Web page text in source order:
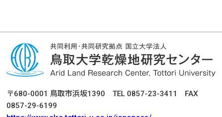
〒680-0001 鳥取市浜坂1390 TEL 0857-23-3411 FAX
0857-29-6199